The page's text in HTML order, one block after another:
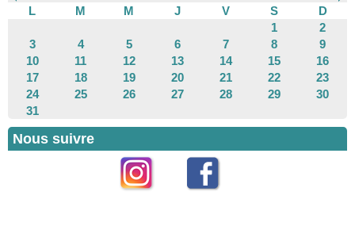
L
M M J V S
D
1
2
3
4 5 6 7 8
9
10
11 12 13 14 15
16
17
18 19 20 21 22
23
24
25 26 27 28 29
30
31
Nous suivre